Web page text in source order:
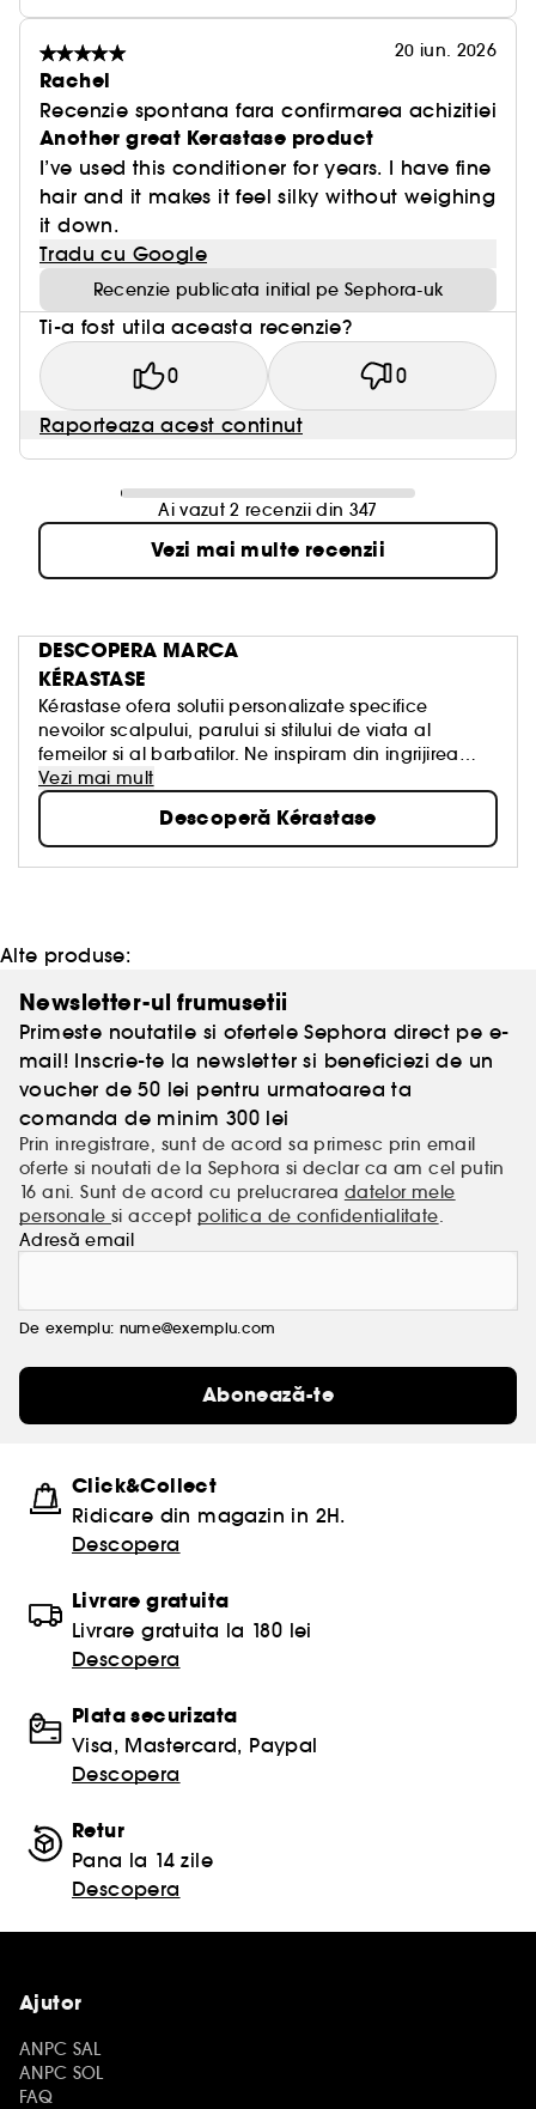
20 iun. 2026
Rachel
Recenzie spontana fara confirmarea achizitiei
Another great Kerastase product
I’ve used this conditioner for years. I have fine
hair and it makes it feel silky without weighing
it down.
Tradu cu Google
Recenzie publicata initial pe Sephora-uk
Ti-a fost utila aceasta recenzie?
0 0
Raporteaza acest continut
Ai vazut 2 recenzii din 347
Vezi mai multe recenzii
DESCOPERA MARCA
KÉRASTASE
Kérastase ofera solutii personalizate specifice
nevoilor scalpului, parului si stilului de viata al
femeilor si al barbatilor. Ne inspiram din ingrijirea
pielii, aducand conceptul de SKINIFICATION in
ingrijirea parului. Formulele noastre contin cele mai
eficiente ingrediente: acid hialuronic, niacinamide,
vitamina E, acid salicilic. Brandul continua sa fie
pionier in ingrijirea parului prin inovatii revolutionare
Vezi mai mult
Descoperă Kérastase
Alte produse:
Newsletter-ul frumusetii
Primeste noutatile si ofertele Sephora direct pe e-
mail! Inscrie-te la newsletter si beneficiezi de un
voucher de 50 lei pentru urmatoarea ta
comanda de minim 300 lei
Prin inregistrare, sunt de acord sa primesc prin email
oferte si noutati de la Sephora si declar ca am cel putin
16 ani. Sunt de acord cu prelucrarea datelor mele
personalesi accept politica de confidentialitate.
Adresă email
De exemplu: nume@exemplu.com
Abonează-te
Click&Collect
Ridicare din magazin in 2H.
Descopera
Livrare gratuita
Livrare gratuita la 180 lei
Descopera
Plata securizata
Visa, Mastercard, Paypal
Descopera
Retur
Pana la 14 zile
Descopera
Ajutor
ANPC SAL
ANPC SOL
FAQ